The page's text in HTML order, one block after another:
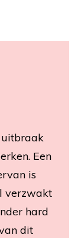
Een
is
verzwakt
hard
dit